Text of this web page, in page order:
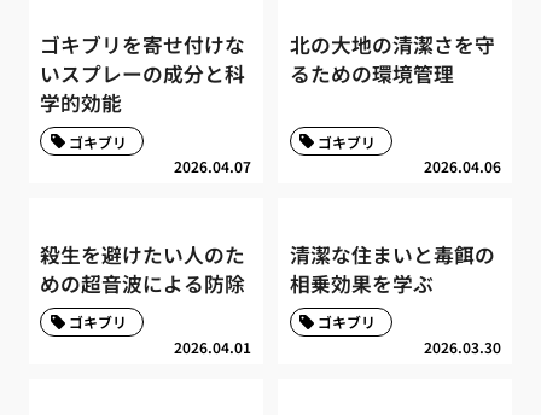
ゴキブリを寄せ付けな
いスプレーの成分と科
学的効能
2026.04.07
ゴキブリ
北の大地の清潔さを守
るための環境管理
2026.04.06
ゴキブリ
殺生を避けたい人のた
めの超音波による防除
2026.04.01
ゴキブリ
清潔な住まいと毒餌の
相乗効果を学ぶ
2026.03.30
ゴキブリ